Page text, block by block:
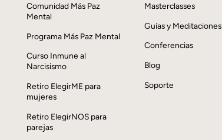
Comunidad Más Paz
Mental
Programa Más Paz Mental
Curso Inmune al
Narcisismo
Retiro ElegirME para
mujeres
Retiro ElegirNOS para
parejas
Masterclasses
Guías y Meditaciones
Conferencias
Blog
Soporte